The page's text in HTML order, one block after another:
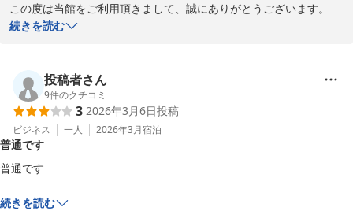
この度は当館をご利用頂きまして、誠にありがとうございます。
スリッパのご満足頂けて、大変嬉しく思っております。
2026-03-24
続きを読む
投稿者さん
9件のクチコミ
3 2026年3月6日投稿
ビジネス 一人 2026年3月宿泊
普通です
普通です
続きを読む